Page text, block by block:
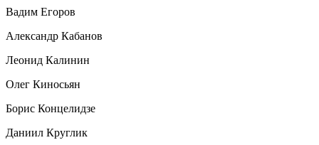
Вадим Егоров
Александр Кабанов
Леонид Калинин
Олег Киносьян
Борис Концелидзе
Даниил Круглик